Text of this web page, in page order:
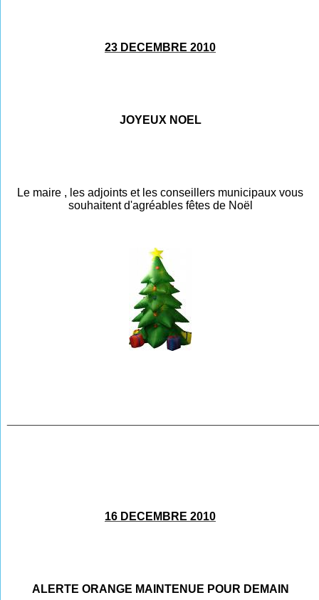
23 DECEMBRE 2010
JOYEUX NOEL
Le maire , les adjoints et les conseillers municipaux vous
souhaitent d'agréables fêtes de Noël
16 DECEMBRE 2010
ALERTE ORANGE MAINTENUE POUR DEMAIN